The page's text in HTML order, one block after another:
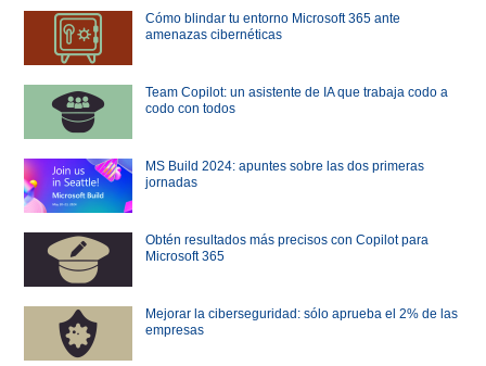
Cómo blindar tu entorno Microsoft 365 ante
amenazas cibernéticas
Team Copilot: un asistente de IA que trabaja codo a
codo con todos
MS Build 2024: apuntes sobre las dos primeras
jornadas
Obtén resultados más precisos con Copilot para
Microsoft 365
Mejorar la ciberseguridad: sólo aprueba el 2% de las
empresas